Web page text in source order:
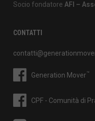
Socio fondatore AFI –
CONTATTI
Generation Mover™
CPF - Comunità di